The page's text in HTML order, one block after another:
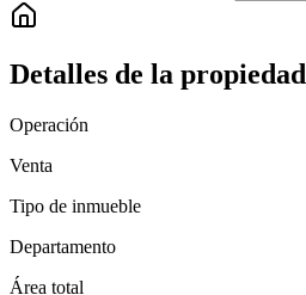
Detalles de la propiedad
Operación
Venta
Tipo de inmueble
Departamento
Área total